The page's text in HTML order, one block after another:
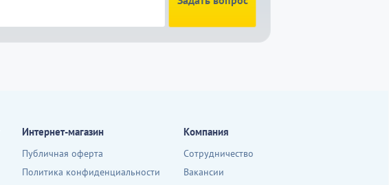
Интернет-магазин
Публичная оферта
Политика конфиденциальности
Компания
Сотрудничество
Вакансии